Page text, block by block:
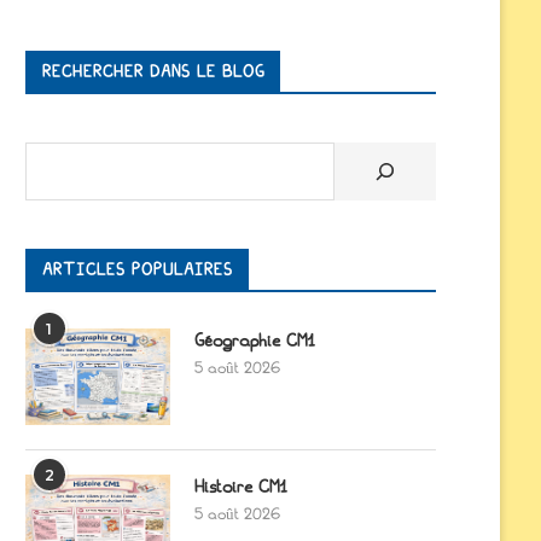
RECHERCHER DANS LE BLOG
ARTICLES POPULAIRES
1
Géographie CM1
5 août 2026
2
Histoire CM1
5 août 2026